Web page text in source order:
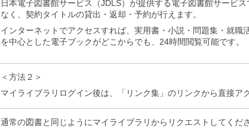
日本電子図書館サービス（JDLS）が提供する電子図書館サービ
なく、契約タイトルの貸出・返却・予約が行えます。
インターネットでアクセスすれば、実用書・小説・問題集・就職
を中心とした電子ブックがどこからでも、24時間閲覧可能です。
＜方法２＞
マイライブラリログイン後は、「リンク集」のリンクから直接ア
通常の図書と同じようにマイライブラリからリクエストしてくだ